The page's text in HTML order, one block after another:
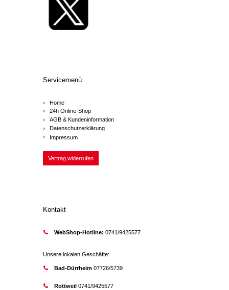
Servicemenü
Home
24h Online-Shop
AGB & Kundeninformation
Datenschutzerklärung
Impressum
Vertrag widerrufen
Kontakt
WebShop-Hotline: 0741/9425577
Unsere lokalen Geschäfte:
Bad-Dürrheim07726/5739
Rottweil0741/9425577